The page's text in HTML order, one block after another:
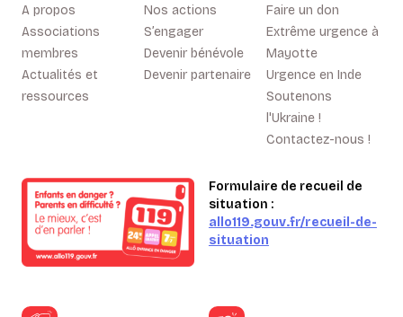
A propos
Associations
membres
Actualités et
ressources
Nos actions
S’engager
Devenir bénévole
Devenir partenaire
Faire un don
Extrême urgence à
Mayotte
Urgence en Inde
Soutenons
l'Ukraine !
Contactez-nous !
Formulaire de recueil de
situation :
allo119.gouv.fr/recueil-de-
situation